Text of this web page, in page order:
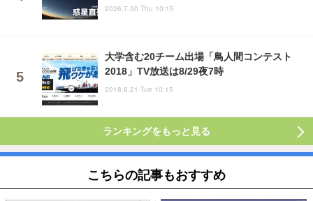
2026.7.30 Thu 10:15
大学含む20チーム出場「鳥人間コンテスト
2018」TV放送は8/29夜7時
2018.8.21 Tue 10:15
ランキングをもっと見る
こちらの記事もおすすめ